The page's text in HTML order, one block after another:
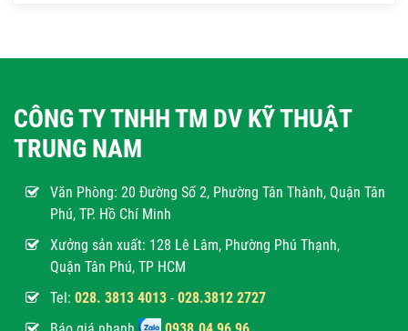
CÔNG TY TNHH TM DV KỸ THUẬT
TRUNG NAM
Văn Phòng: 20 Đường Số 2, Phường Tân Thành, Quận Tân
Phú, TP. Hồ Chí Minh
Xưởng sản xuất: 128 Lê Lâm, Phường Phú Thạnh,
Quận Tân Phú, TP HCM
Tel: 028. 3813 4013 - 028.3812 2727